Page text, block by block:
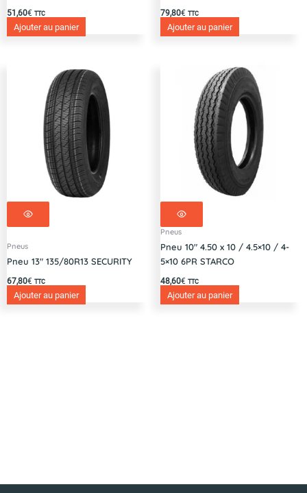
51,60€ TTC
Ajouter au panier
79,80€ TTC
Ajouter au panier
Pneus
Pneu 13″ 135/80R13 SECURITY
67,80€ TTC
Ajouter au panier
Pneus
Pneu 10″ 4.50 x 10 / 4.5×10 / 4-
5×10 6PR STARCO
48,60€ TTC
Ajouter au panier